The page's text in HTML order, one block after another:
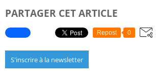
PARTAGER CET ARTICLE
Repost 0
S'inscrire à la newsletter